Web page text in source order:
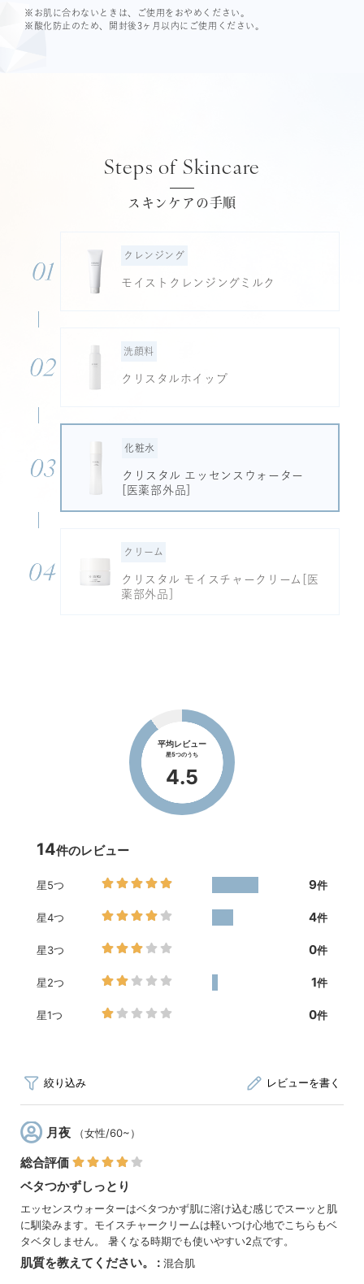
※お肌に合わないときは、ご使用をおやめください。
※酸化防止のため、開封後3ヶ月以内にご使用ください。
Steps of Skincare
スキンケアの手順
クレンジング
モイストクレンジングミルク
洗顔料
クリスタルホイップ
化粧水
クリスタル エッセンスウォーター
[医薬部外品]
クリーム
クリスタル モイスチャークリーム[医
薬部外品]